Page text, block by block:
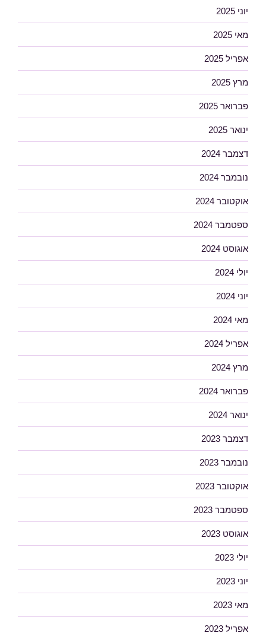
יוני 2025
מאי 2025
אפריל 2025
מרץ 2025
פברואר 2025
ינואר 2025
דצמבר 2024
נובמבר 2024
אוקטובר 2024
ספטמבר 2024
אוגוסט 2024
יולי 2024
יוני 2024
מאי 2024
אפריל 2024
מרץ 2024
פברואר 2024
ינואר 2024
דצמבר 2023
נובמבר 2023
אוקטובר 2023
ספטמבר 2023
אוגוסט 2023
יולי 2023
יוני 2023
מאי 2023
אפריל 2023